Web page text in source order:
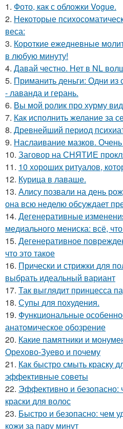
1. Фото, как с обложки Vogue.
2. Некоторые
веса:
3. Короткие ежедневные
в любую минуту!
4. Давай честно. Нет в NL
5. Приманить деньги: Одни
- лаванда и герань.
6. Вы мой ролик про хурму
7. Как исполнить желание за
8. Древнейший период
9. Наслаивание мазков.
10. Заговор на СНЯТИЕ
11. 10 хороших ритуалов,
12. Курица в лаваше.
13. Алису позвали на день
она всю неделю обсуждает
14. Дегенеративные
медиального мениска: всё,
15. Дегенеративное
что это такое
16. Прически и стрижки для
выбрать идеальный вариант
17. Так выглядит принцесса
18. Супы для похудения.
19. Функциональные
анатомическое обозрение
20. Какие памятники и
Орехово-Зуево и почему
21. Как быстро смыть краску
эффективные советы
22. Эффективно и безопасно:
краски для волос
23. Быстро и безопасно: чем
кожи за пару минут